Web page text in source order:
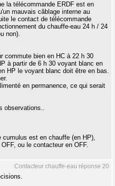
la télécommande ERDF est en
mauvais câblage interne au
le contact de télécommande
du chauffe-eau 24 h / 24
non).
commute bien en HC à 22 h 30
à partir de 6 h 30 voyant blanc en
HP le voyant blanc doit être en bas.
en permanence, ce qui serait
observations..
est en chauffe (en HP),
ou le contacteur en OFF.
Contacteur chauffe-eau réponse 20